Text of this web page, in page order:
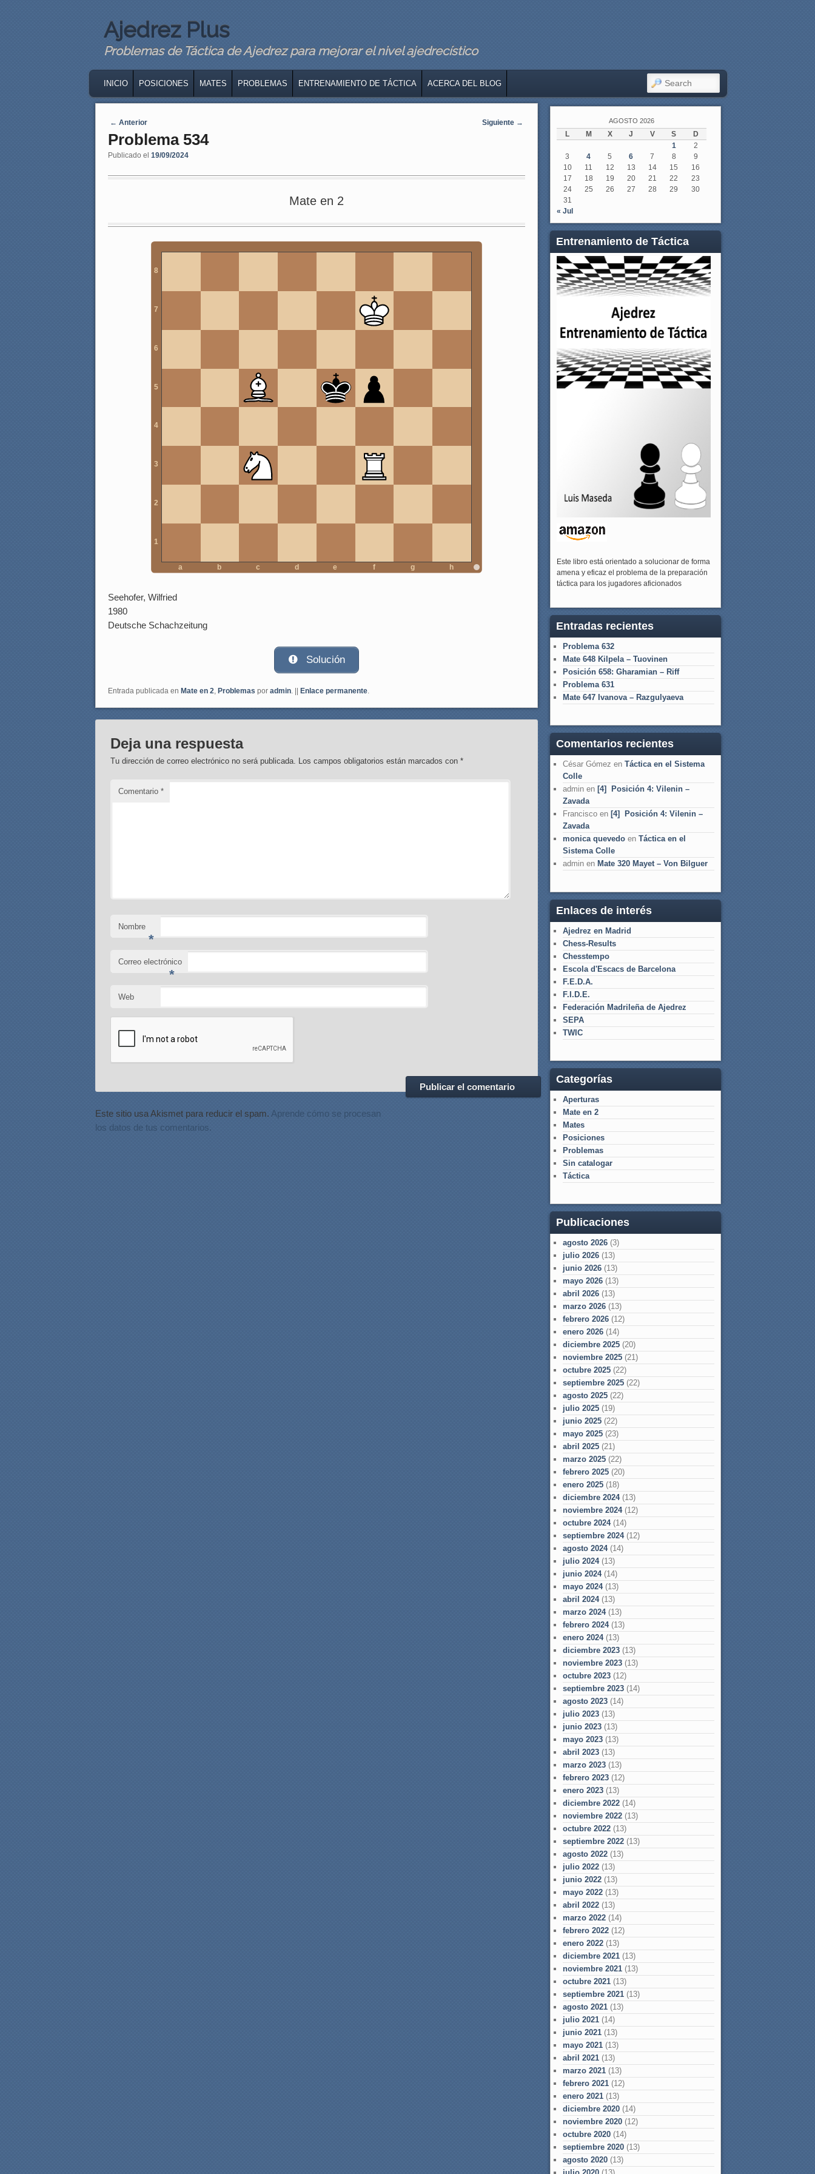
Ajedrez Plus
Problemas de Táctica de Ajedrez para mejorar el nivel ajedrecístico
SKIP TO PRIMARY CONTENT
SKIP TO SECONDARY CONTENT
INICIO POSICIONES MATES PROBLEMAS ENTRENAMIENTO DE TÁCTICA ACERCA DEL BLOG SEARCH
Navegaci�n de entradas
← Anterior Siguiente →
Problema 534
Publicado el 19/09/2024
Mate en 2
8
7
6
5
4
3
2
1
a b c d e f g h
Seehofer, Wilfried
1980
Deutsche Schachzeitung
Solución
Entrada publicada en Mate en 2, Problemas por admin. || Enlace permanente.
Deja una respuesta
Tu dirección de correo electrónico no será publicada. Los campos obligatorios están marcados con*
Comentario*
Nombre
*
Correo electrónico
*
Web
Este sitio usa Akismet para reducir el spam. Aprende cómo se procesan
los datos de tus comentarios.
AGOSTO 2026
L M X J V S
D
1
2
3
4 5 6 7 8
9
10
11 12 13 14 15
16
17
18 19 20 21 22
23
24
25 26 27 28 29
30
31
« Jul
Entrenamiento de Táctica
Este libro está orientado a solucionar de forma
amena y eficaz el problema de la preparación
táctica para los jugadores aficionados
Entradas recientes
Problema 632
Mate 648 Kilpela – Tuovinen
Posición 658: Gharamian – Riff
Problema 631
Mate 647 Ivanova – Razgulyaeva
Comentarios recientes
César Gómez en Táctica en el Sistema
Colle
admin en [4] Posición 4: Vilenin –
Zavada
Francisco en [4] Posición 4: Vilenin –
Zavada
monica quevedo en Táctica en el
Sistema Colle
admin en Mate 320 Mayet – Von Bilguer
Enlaces de interés
Ajedrez en Madrid
Chess-Results
Chesstempo
Escola d'Escacs de Barcelona
F.E.D.A.
F.I.D.E.
Federación Madrileña de Ajedrez
SEPA
TWIC
Categorías
Aperturas
Mate en 2
Mates
Posiciones
Problemas
Sin catalogar
Táctica
Publicaciones
agosto 2026 (3)
julio 2026 (13)
junio 2026 (13)
mayo 2026 (13)
abril 2026 (13)
marzo 2026 (13)
febrero 2026 (12)
enero 2026 (14)
diciembre 2025 (20)
noviembre 2025 (21)
octubre 2025 (22)
septiembre 2025 (22)
agosto 2025 (22)
julio 2025 (19)
junio 2025 (22)
mayo 2025 (23)
abril 2025 (21)
marzo 2025 (22)
febrero 2025 (20)
enero 2025 (18)
diciembre 2024(13)
noviembre 2024(12)
octubre 2024(14)
septiembre 2024(12)
agosto 2024(14)
julio 2024(13)
junio 2024(14)
mayo 2024(13)
abril 2024(13)
marzo 2024(13)
febrero 2024(13)
enero 2024(13)
diciembre 2023 (13)
noviembre 2023 (13)
octubre 2023 (12)
septiembre 2023 (14)
agosto 2023 (14)
julio 2023 (13)
junio 2023 (13)
mayo 2023 (13)
abril 2023 (13)
marzo 2023 (13)
febrero 2023 (12)
enero 2023 (13)
diciembre 2022 (14)
noviembre 2022 (13)
octubre 2022 (13)
septiembre 2022 (13)
agosto 2022 (13)
julio 2022 (13)
junio 2022 (13)
mayo 2022 (13)
abril 2022 (13)
marzo 2022 (14)
febrero 2022 (12)
enero 2022 (13)
diciembre 2021 (13)
noviembre 2021 (13)
octubre 2021 (13)
septiembre 2021 (13)
agosto 2021 (13)
julio 2021 (14)
junio 2021 (13)
mayo 2021 (13)
abril 2021 (13)
marzo 2021 (13)
febrero 2021 (12)
enero 2021 (13)
diciembre 2020 (14)
noviembre 2020 (12)
octubre 2020 (14)
septiembre 2020 (13)
agosto 2020 (13)